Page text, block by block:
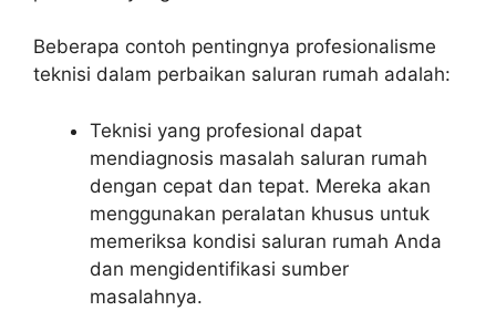
Beberapa contoh pentingnya profesionalisme
teknisi dalam perbaikan saluran rumah adalah:
Teknisi yang profesional dapat
mendiagnosis masalah saluran rumah
dengan cepat dan tepat. Mereka akan
menggunakan peralatan khusus untuk
memeriksa kondisi saluran rumah Anda
dan mengidentifikasi sumber
masalahnya.